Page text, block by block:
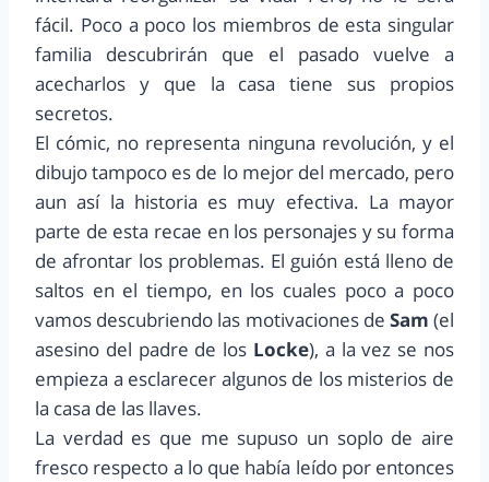
fácil. Poco a poco los miembros de esta singular
familia descubrirán que el pasado vuelve a
acecharlos y que la casa tiene sus propios
secretos.
El cómic, no representa ninguna revolución, y el
dibujo tampoco es de lo mejor del mercado, pero
aun así la historia es muy efectiva. La mayor
parte de esta recae en los personajes y su forma
de afrontar los problemas. El guión está lleno de
saltos en el tiempo, en los cuales poco a poco
vamos descubriendo las motivaciones de Sam (el
asesino del padre de los Locke), a la vez se nos
empieza a esclarecer algunos de los misterios de
la casa de las llaves.
La verdad es que me supuso un soplo de aire
fresco respecto a lo que había leído por entonces